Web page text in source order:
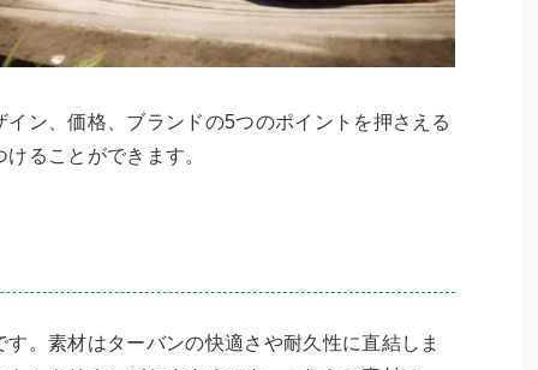
ン、価格、ブランドの5つのポイントを押さえる
ることができます。
す。素材はターバンの快適さや耐久性に直結しま